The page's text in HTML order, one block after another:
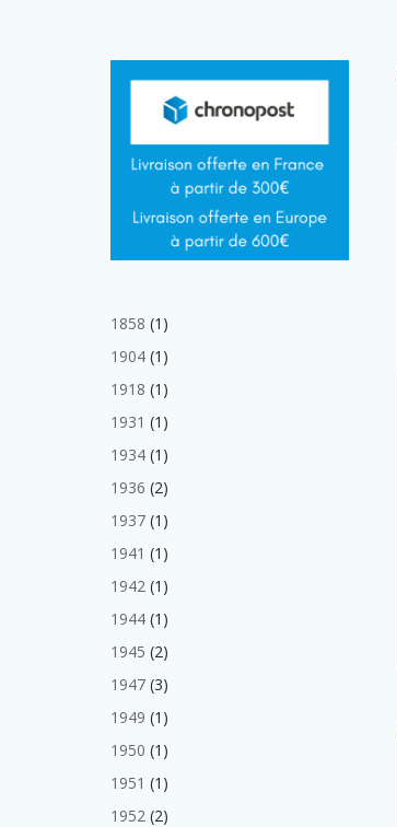
1858 1 1
1904 1 1
1918 1 1
1931 1 1
1934 1 1
1936 22
1937 1 1
1941 1 1
1942 1 1
1944 1 1
1945 22
1947 33
1949 1 1
1950 1 1
1951 1 1
1952 22